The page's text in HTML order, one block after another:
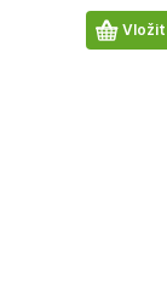
Počet
produktů
Vložit